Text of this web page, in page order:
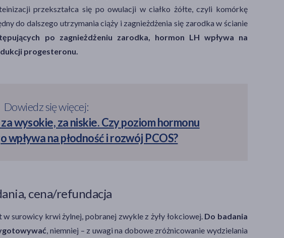
przekształca się po owulacji w ciałko żółte, czyli komórkę
do dalszego utrzymania ciąży i zagnieżdżenia się zarodka w ścianie
po zagnieżdżeniu zarodka, hormon LH wpływa na
progesteronu.
Dowiedz się więcej:
wysokie, za niskie. Czy poziom hormonu
na płodność i rozwój PCOS?
cena/refundacja
surowicy krwi żylnej, pobranej zwykle z żyły łokciowej. Do badania
, niemniej – z uwagi na dobowe zróżnicowanie wydzielania